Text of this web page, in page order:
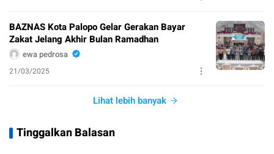
BAZNAS Kota Palopo Gelar Gerakan Bayar
Zakat Jelang Akhir Bulan Ramadhan
ewa pedrosa
21/03/2025
Lihat lebih banyak
Tinggalkan Balasan